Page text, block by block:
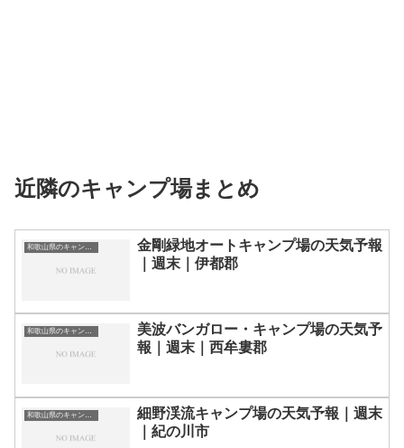
近隣のキャンプ場まとめ
和歌山県のキャンプ場一覧
金剛緑地オートキャンプ場の天気予報
｜週末｜伊都郡
和歌山県のキャンプ場一覧
美波バンガロー・キャンプ場の天気予
報｜週末｜西牟婁郡
細野渓流キャンプ場の天気予報｜週末
｜紀の川市